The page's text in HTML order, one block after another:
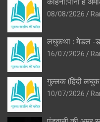
कहिनी:पानी हे
08/08/2026
लघुकथा : मेडल -डॉ.
16/07/2026
गुल्लक (हिंदी
10/07/2026